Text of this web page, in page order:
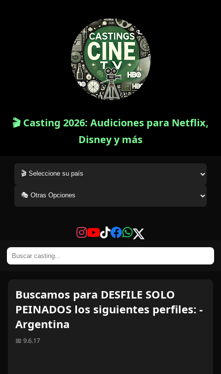
🎬 Casting 2026: Audiciones para Netflix,
Disney y más
Buscamos para DESFILE SOLO
PEINADOS los siguientes perfiles: -
Argentina
📅 9.6.17